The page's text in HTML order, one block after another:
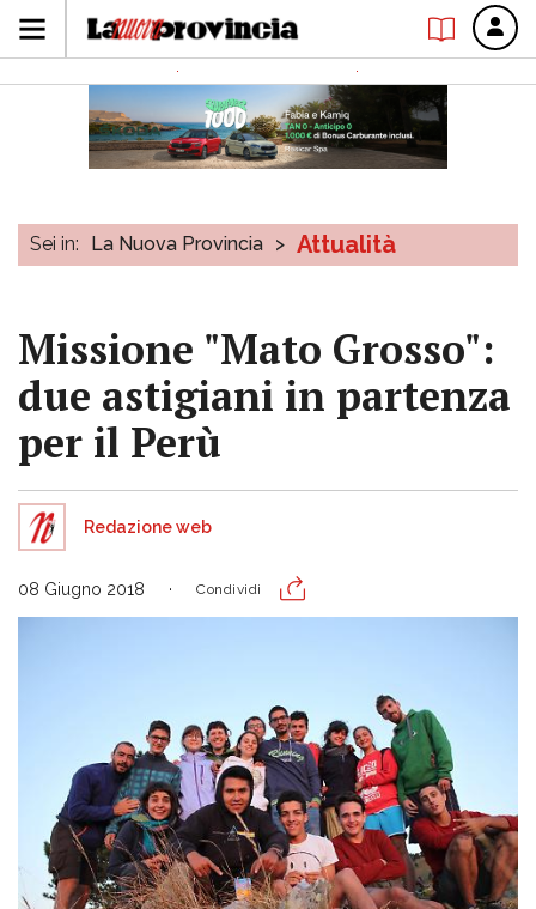
Sei in: La Nuova Provincia > Attualità
Missione "Mato Grosso":
due astigiani in partenza
per il Perù
Redazione web
08 Giugno 2018 Condividi